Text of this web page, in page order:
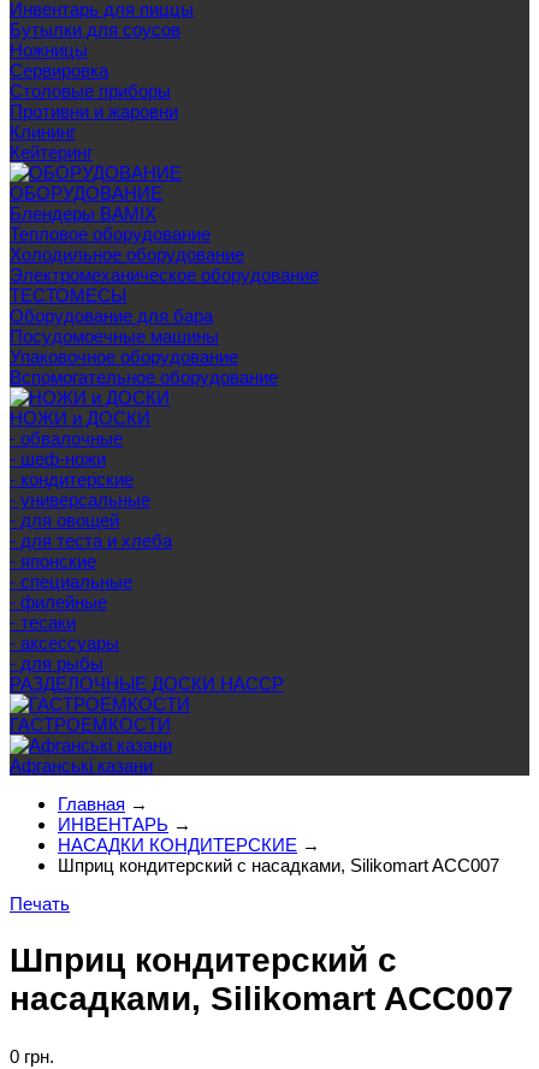
Инвентарь для пиццы
Бутылки для соусов
Ножницы
Сервировка
Столовые приборы
Противни и жаровни
Клининг
Кейтеринг
ОБОРУДОВАНИЕ
Блендеры BAMIX
Тепловое оборудование
Холодильное оборудование
Электромеханическое оборудование
ТЕСТОМЕСЫ
Оборудование для бара
Посудомоечные машины
Упаковочное оборудование
Вспомогательное оборудование
НОЖИ и ДОСКИ
- обвалочные
- шеф-ножи
- кондитерские
- универсальные
- для овощей
- для теста и хлеба
- японские
- специальные
- филейные
- тесаки
- аксессуары
- для рыбы
РАЗДЕЛОЧНЫЕ ДОСКИ HACCP
ГАСТРОЕМКОСТИ
Афганські казани
Главная →
ИНВЕНТАРЬ →
НАСАДКИ КОНДИТЕРСКИЕ →
Шприц кондитерский с насадками, Silikomart ACC007
Печать
Шприц кондитерский с
насадками, Silikomart ACC007
0 грн.